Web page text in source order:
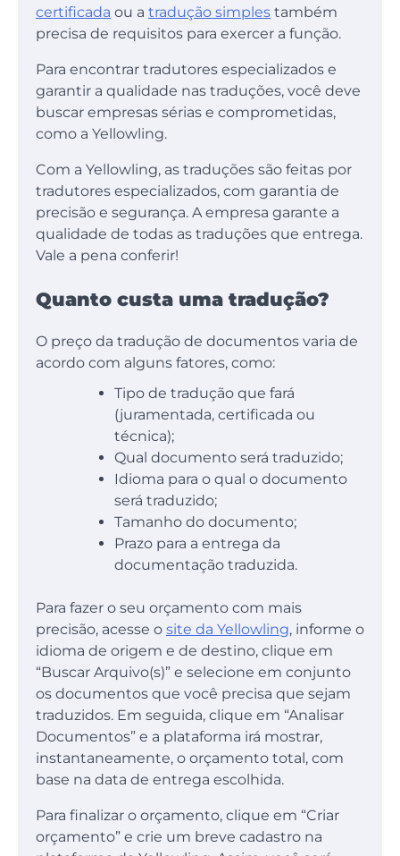
certificada ou a tradução simples também
precisa de requisitos para exercer a função.
Para encontrar tradutores especializados e
garantir a qualidade nas traduções, você deve
buscar empresas sérias e comprometidas,
como a Yellowling.
Com a Yellowling, as traduções são feitas por
tradutores especializados, com garantia de
precisão e segurança. A empresa garante a
qualidade de todas as traduções que entrega.
Vale a pena conferir!
Quanto custa uma tradução?
O preço da tradução de documentos varia de
acordo com alguns fatores, como:
Tipo de tradução que fará
(juramentada, certificada ou
técnica);
Qual documento será traduzido;
Idioma para o qual o documento
será traduzido;
Tamanho do documento;
Prazo para a entrega da
documentação traduzida.
Para fazer o seu orçamento com mais
precisão, acesse o site da Yellowling, informe o
idioma de origem e de destino, clique em
“Buscar Arquivo(s)” e selecione em conjunto
os documentos que você precisa que sejam
traduzidos. Em seguida, clique em “Analisar
Documentos” e a plataforma irá mostrar,
instantaneamente, o orçamento total, com
base na data de entrega escolhida.
Para finalizar o orçamento, clique em “Criar
orçamento” e crie um breve cadastro na